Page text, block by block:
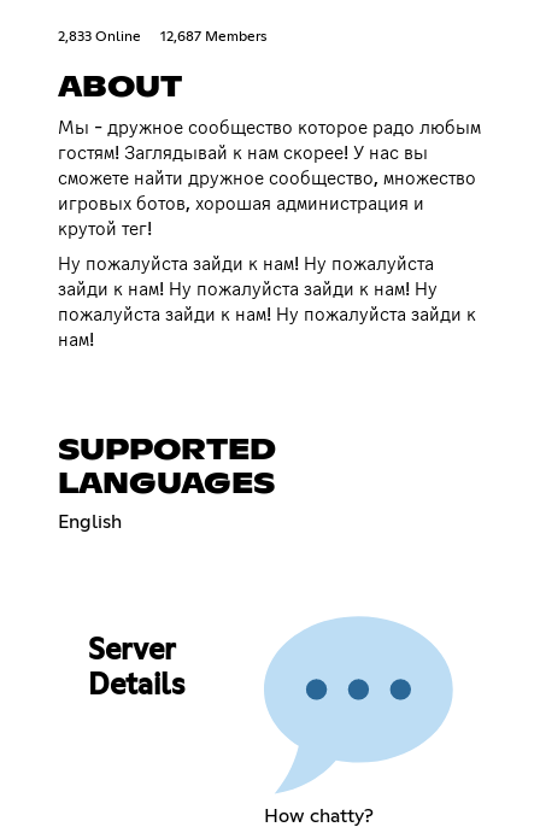
2,833 Online 12,687 Members
ABOUT
Мы - дружное сообщество которое радо любым
гостям! Заглядывай к нам скорее! У нас вы
сможете найти дружное сообщество, множество
игровых ботов, хорошая администрация и
крутой тег!
Ну пожалуйста зайди к нам! Ну пожалуйста
зайди к нам! Ну пожалуйста зайди к нам! Ну
пожалуйста зайди к нам! Ну пожалуйста зайди к
нам!
SUPPORTED
LANGUAGES
English
Server
Details
How chatty?